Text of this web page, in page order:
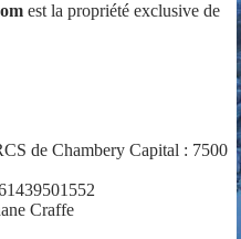
est la propriété exclusive de
de Chambery Capital : 7500
Craffe